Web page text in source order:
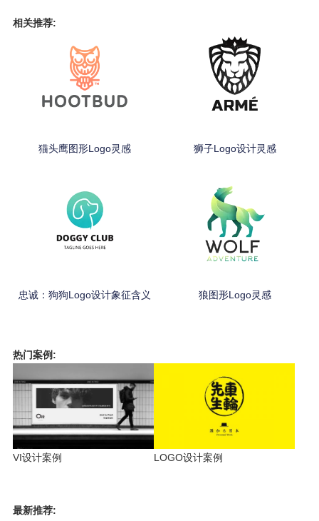
相关推荐:
猫头鹰图形Logo灵感 狮子Logo设计灵感
忠诚：狗狗Logo设计象征含义 狼图形Logo灵感
热门案例:
VI设计案例 LOGO设计案例
最新推荐: